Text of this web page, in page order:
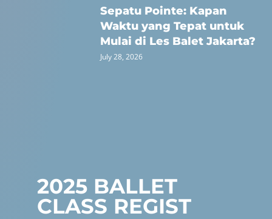
Sepatu Pointe: Kapan
Waktu yang Tepat untuk
Mulai di Les Balet Jakarta?
July 28, 2026
2025 BALLET
CLASS REGIST